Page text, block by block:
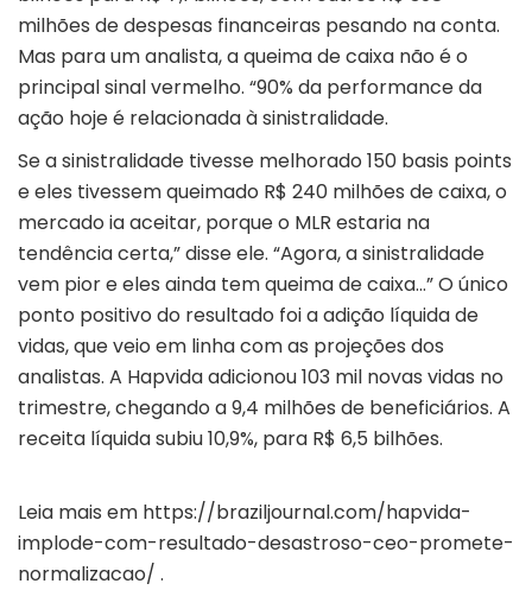
milhões de despesas financeiras pesando na conta.
Mas para um analista, a queima de caixa não é o
principal sinal vermelho. “90% da performance da
ação hoje é relacionada à sinistralidade.
Se a sinistralidade tivesse melhorado 150 basis points
e eles tivessem queimado R$ 240 milhões de caixa, o
mercado ia aceitar, porque o MLR estaria na
tendência certa,” disse ele. “Agora, a sinistralidade
vem pior e eles ainda tem queima de caixa…” O único
ponto positivo do resultado foi a adição líquida de
vidas, que veio em linha com as projeções dos
analistas. A Hapvida adicionou 103 mil novas vidas no
trimestre, chegando a 9,4 milhões de beneficiários. A
receita líquida subiu 10,9%, para R$ 6,5 bilhões.
Leia mais em https://braziljournal.com/hapvida-
implode-com-resultado-desastroso-ceo-promete-
normalizacao/ .